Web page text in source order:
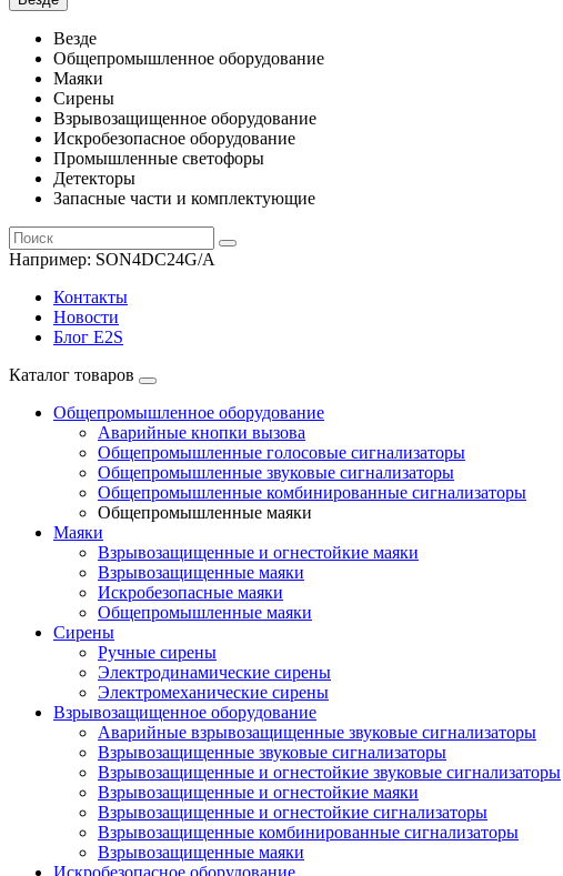
Везде
Общепромышленное оборудование
Маяки
Сирены
Взрывозащищенное оборудование
Искробезопасное оборудование
Промышленные светофоры
Детекторы
Запасные части и комплектующие
Например: SON4DC24G/A
Контакты
Новости
Блог E2S
Каталог товаров
Общепромышленное оборудование
Аварийные кнопки вызова
Общепромышленные голосовые сигнализаторы
Общепромышленные звуковые сигнализаторы
Общепромышленные комбинированные сигнализаторы
Общепромышленные маяки
Маяки
Взрывозащищенные и огнестойкие маяки
Взрывозащищенные маяки
Искробезопасные маяки
Общепромышленные маяки
Сирены
Ручные сирены
Электродинамические сирены
Электромеханические сирены
Взрывозащищенное оборудование
Аварийные взрывозащищенные звуковые сигнализаторы
Взрывозащищенные звуковые сигнализаторы
Взрывозащищенные и огнестойкие звуковые сигнализаторы
Взрывозащищенные и огнестойкие маяки
Взрывозащищенные и огнестойкие сигнализаторы
Взрывозащищенные комбинированные сигнализаторы
Взрывозащищенные маяки